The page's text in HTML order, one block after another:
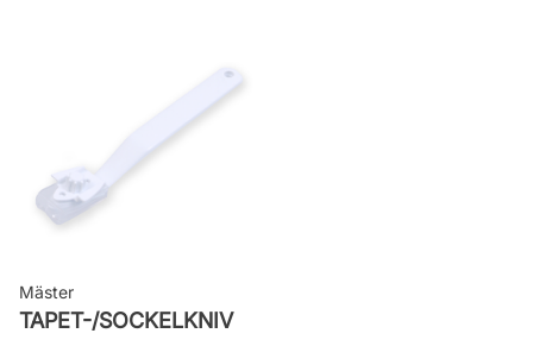
Mäster
TAPET-/SOCKELKNIV